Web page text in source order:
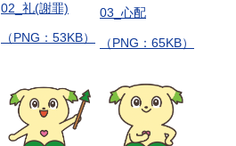
02_礼(謝罪)
（PNG：53KB）
03_心配
（PNG：65KB）